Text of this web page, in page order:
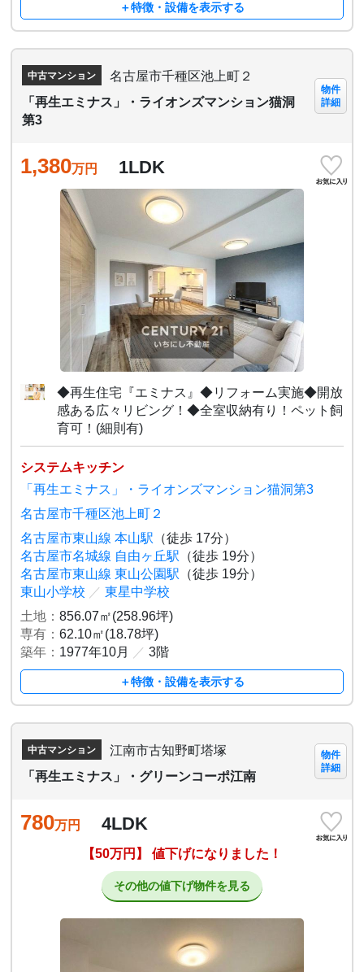
＋特徴・設備を表示する
中古マンション
名古屋市千種区池上町２
「再生エミナス」・ライオンズマンション猫洞
第3
物件
詳細
1,380万円 1LDK
◆再生住宅『エミナス』◆リフォーム実施◆開放
感ある広々リビング！◆全室収納有り！ペット飼
育可！(細則有)
システムキッチン
「再生エミナス」・ライオンズマンション猫洞第3
名古屋市千種区池上町２
名古屋市東山線 本山駅 （徒歩 17分）
名古屋市名城線 自由ヶ丘駅 （徒歩 19分）
名古屋市東山線 東山公園駅 （徒歩 19分）
東山小学校 ／ 東星中学校
土地：856.07㎡(258.96坪)
専有：62.10㎡(18.78坪)
築年： 1977年10月 ／ 3階
＋特徴・設備を表示する
中古マンション
江南市古知野町塔塚
「再生エミナス」・グリーンコーポ江南
物件
詳細
780万円 4LDK
【50万円】 値下げになりました！
その他の値下げ物件を見る